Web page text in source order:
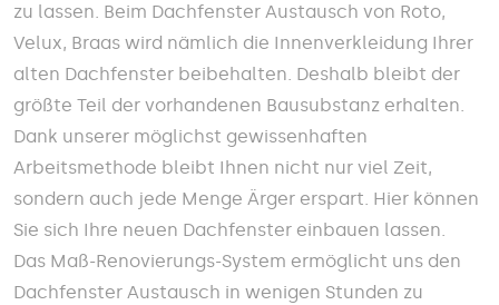
zu lassen. Beim Dachfenster Austausch von Roto,
Velux, Braas wird nämlich die Innenverkleidung Ihrer
alten Dachfenster beibehalten. Deshalb bleibt der
größte Teil der vorhandenen Bausubstanz erhalten.
Dank unserer möglichst gewissenhaften
Arbeitsmethode bleibt Ihnen nicht nur viel Zeit,
sondern auch jede Menge Ärger erspart. Hier können
Sie sich Ihre neuen Dachfenster einbauen lassen.
Das Maß-Renovierungs-System ermöglicht uns den
Dachfenster Austausch in wenigen Stunden zu